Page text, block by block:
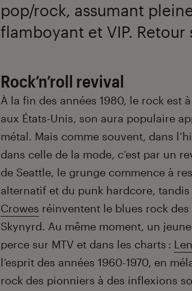
pop/rock, assumant
flamboyant et VIP. Retour
Rock’n’roll revival
À la fin des années 1980, le rock est
aux États-Unis, son aura populaire
métal. Mais comme souvent, dans
dans celle de la mode, c’est par un
de Seattle, le grunge commence à
alternatif et du punk hardcore, tandis
Crowes réinventent le blues rock
Skynyrd. Au même moment, un
perce sur MTV et dans les charts :
l’esprit des années 1960-1970, en
rock des pionniers à des inflexions